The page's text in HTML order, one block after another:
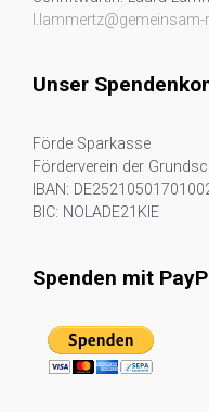
Unser
Förde Sparkasse
Förderverein der
IBAN:
BIC: NOLADE21KIE
Spenden mit